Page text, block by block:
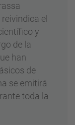
el
y
de la
han
de
se emitirá
toda la